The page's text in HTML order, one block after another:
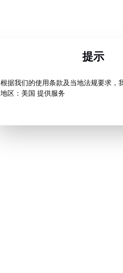
提示
根据我们的使用条款及当地法规要求，
地区：美国 提供服务